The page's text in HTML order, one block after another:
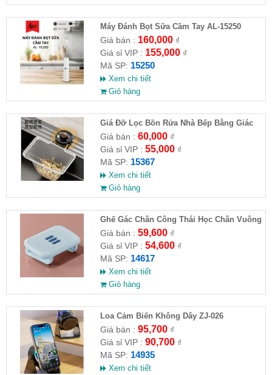
Máy Đánh Bọt Sữa Cầm Tay AL-15250
Giá bán : 160,000₫
Giá sỉ VIP : 155,000₫
Mã SP: 15250
Xem chi tiết
Giỏ hàng
Giá Đỡ Lọc Bồn Rửa Nhà Bếp Bằng Giác
Hút (Kèm 50 Túi Lọc)
Giá bán : 60,000₫
Giá sỉ VIP : 55,000₫
Mã SP: 15367
Xem chi tiết
Giỏ hàng
Ghế Gác Chân Công Thái Học Chân Vuông
Giá bán : 59,600₫
Giá sỉ VIP : 54,600₫
Mã SP: 14617
Xem chi tiết
Giỏ hàng
Loa Cảm Biến Không Dây ZJ-026
Giá bán : 95,700₫
Giá sỉ VIP : 90,700₫
Mã SP: 14935
Xem chi tiết